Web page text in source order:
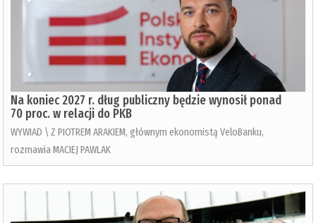
Na koniec 2027 r. dług publiczny będzie wynosił ponad
70 proc. w relacji do PKB
WYWIAD \ Z PIOTREM ARAKIEM, głównym ekonomistą VeloBanku,
rozmawia MACIEJ PAWLAK